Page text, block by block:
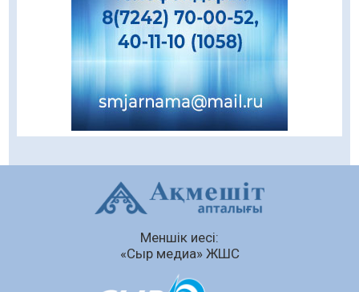
Құқықтық статистика және арнайы есепке
алу жөніндегі комитеттің Қызылорда
облысы бойынша департаментінің басшысы
тағайындалды
04.08.2026
Қазақстандықтардың 72,3%-ы жаңа
Құрылтай үшін дауыс беруге дайын
04.08.2026 68 0
Мектептен – Ұлттық ұлан сапына
түсіндіру жұмыстары жүргізілді
Меншік иесі:
«Сыр медиа» ЖШС